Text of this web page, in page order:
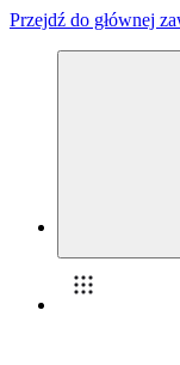
Przejdź do głównej